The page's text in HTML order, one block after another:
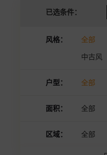
已选条件：
风格： 全部
中古风
户型： 全部
面积： 全部
区域： 全部